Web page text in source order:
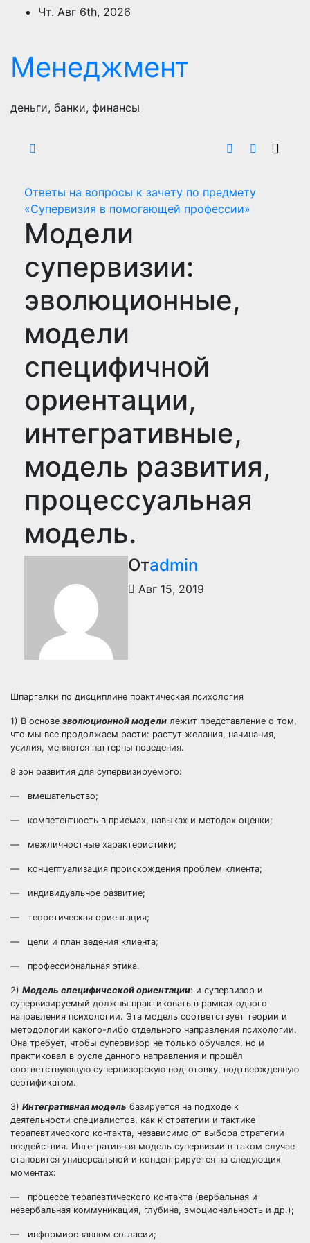
ПерейтиЧт. Авг 6th, 2026
Менеджмент
деньги, банки, финансы
Ответы на вопросы к зачету по предмету
«Супервизия в помогающей профессии»
Модели
супервизии:
эволюционные,
модели
специфичной
ориентации,
интегративные,
модель развития,
процессуальная
модель.
Отadmin
Авг 15, 2019
Шпаргалки по дисциплине практическая психология
1) В основе эволюционной модели лежит представление о том,
что мы все продолжаем расти: растут желания, начинания,
усилия, меняются паттерны поведения.
8 зон развития для супервизируемого:
— вмешательство;
— компетентность в приемах, навыках и методах оценки;
— межличностные характеристики;
— концептуализация происхождения проблем клиента;
— индивидуальное развитие;
— теоретическая ориентация;
— цели и план ведения клиента;
— профессиональная этика.
2) Модель специфической ориентации: и супервизор и
супервизируемый должны практиковать в рамках одного
направления психологии. Эта модель соответствует теории и
методологии какого-либо отдельного направления психологии.
Она требует, чтобы супервизор не только обучался, но и
практиковал в русле данного направления и прошёл
соответствующую супервизорскую подготовку, подтвержденную
сертификатом.
3) Интегративная модель базируется на подходе к
деятельности специалистов, как к стратегии и тактике
терапевтического контакта, независимо от выбора стратегии
воздействия. Интегративная модель супервизии в таком случае
становится универсальной и концентрируется на следующих
моментах:
— процессе терапевтического контакта (вербальная и
невербальная коммуникация, глубина, эмоциональность и др.);
— информированном согласии;